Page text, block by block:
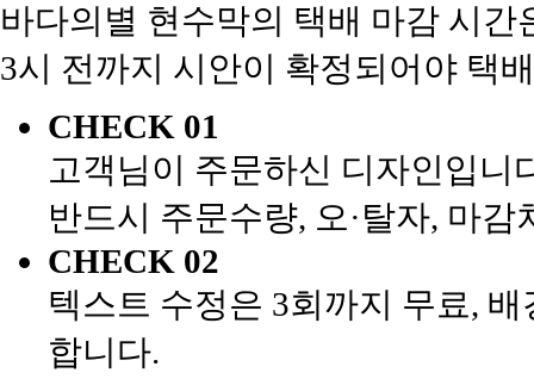
바다의별 현수막의 택배 마감 시간
3시 전까지 시안이 확정되어야 택
CHECK 01
고객님이 주문하신 디자인입니
반드시 주문수량, 오·탈자, 마
CHECK 02
텍스트 수정은 3회까지 무료,
합니다.